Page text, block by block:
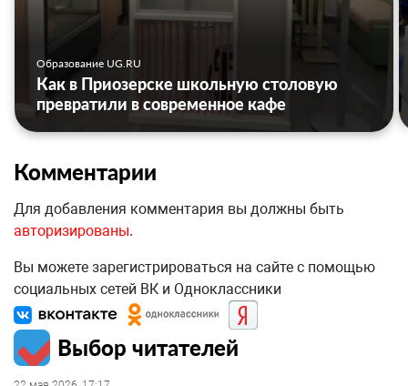
Образование UG.RU
Как в Приозерске школьную столовую
превратили в современное кафе
Комментарии
Для добавления комментария вы должны быть
авторизированы.
Вы можете зарегистрироваться на сайте с помощью
социальных сетей ВК и Одноклассники
Выбор читателей